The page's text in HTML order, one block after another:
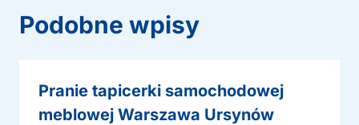
Podobne wpisy
Pranie tapicerki samochodowej
meblowej Warszawa Ursynów